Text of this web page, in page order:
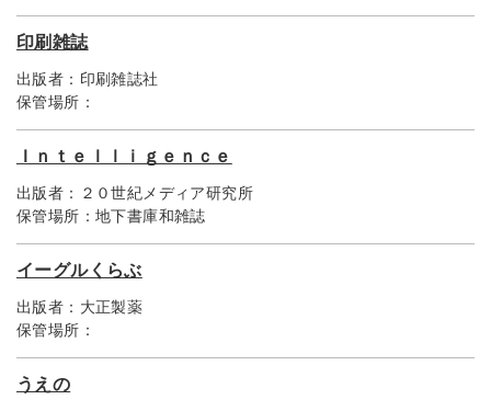
印刷雑誌
出版者： 印刷雑誌社
保管場所：
Ｉｎｔｅｌｌｉｇｅｎｃｅ
出版者：
２０世紀メディア研究所
保管場所： 地下書庫和雑誌
イーグルくらぶ
出版者： 大正製薬
保管場所：
うえの